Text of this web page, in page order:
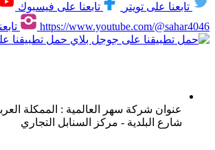
تابعنا على تويتر
تابعنا على فيسبوك
https://www.youtube.com/@sahar4046
حمل تطبيقنا
عنوان شركة سهر العالمية : الممكلة
شارع البلدية - مركز السنابل التجاري